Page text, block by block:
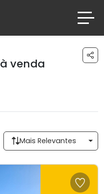
à venda
Mais Relevantes